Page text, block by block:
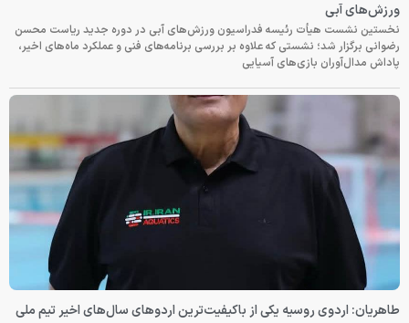
ورزش‌های آبی
نخستین نشست هیأت رئیسه فدراسیون ورزش‌های آبی در دوره جدید ریاست محسن
رضوانی برگزار شد؛ نشستی که علاوه بر بررسی برنامه‌های فنی و عملکرد ماه‌های اخیر،
پاداش مدال‌آوران بازی‌های آسیایی
طاهریان: اردوی روسیه یکی از باکیفیت‌ترین اردوهای سال‌های اخیر تیم ملی